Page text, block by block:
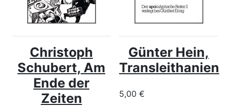
Christoph
Schubert, Am
Ende der
Zeiten
Günter Hein,
Transleithanien
5,00 €